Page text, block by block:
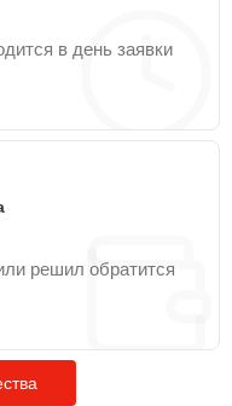
в день заявки
решил обратится